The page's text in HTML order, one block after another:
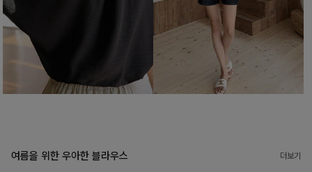
여름을 위한 우아한 블라우스 더보기